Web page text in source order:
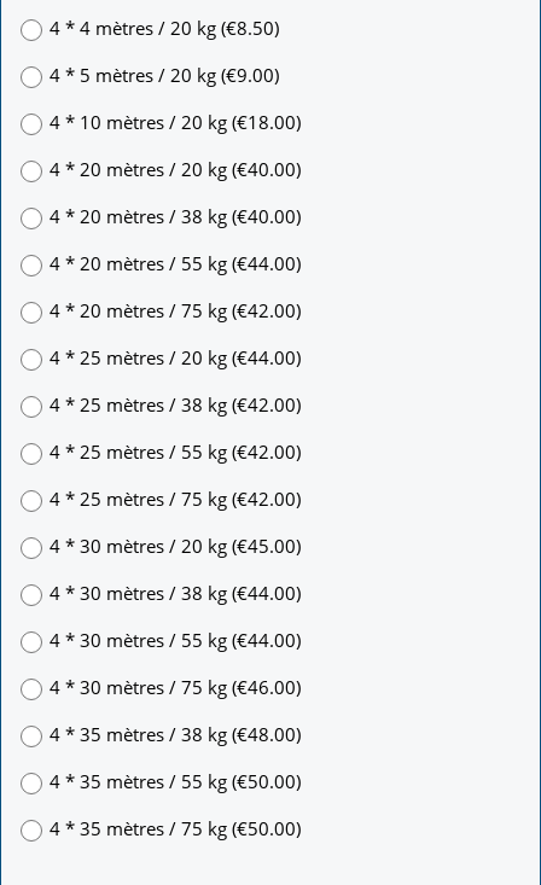
4 * 4 mètres / 20 kg(€8.50)
4 * 5 mètres / 20 kg(€9.00)
4 * 10 mètres / 20 kg(€18.00)
4 * 20 mètres / 20 kg(€40.00)
4 * 20 mètres / 38 kg(€40.00)
4 * 20 mètres / 55 kg(€44.00)
4 * 20 mètres / 75 kg(€42.00)
4 * 25 mètres / 20 kg(€44.00)
4 * 25 mètres / 38 kg(€42.00)
4 * 25 mètres / 55 kg(€42.00)
4 * 25 mètres / 75 kg(€42.00)
4 * 30 mètres / 20 kg(€45.00)
4 * 30 mètres / 38 kg(€44.00)
4 * 30 mètres / 55 kg(€44.00)
4 * 30 mètres / 75 kg(€46.00)
4 * 35 mètres / 38 kg(€48.00)
4 * 35 mètres / 55 kg(€50.00)
4 * 35 mètres / 75 kg(€50.00)